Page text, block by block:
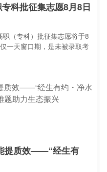
科批征集志愿8月8日
（专科）批征集志愿将于8
一天窗口期，是未被录取考
提质效——“经生有